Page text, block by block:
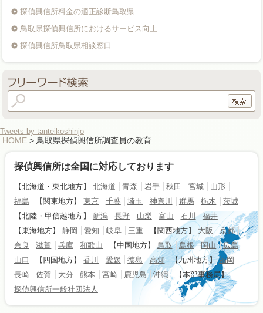
探偵興信所料金の適正診断鳥取県
鳥取県探偵興信所におけるサービス向上
探偵興信所鳥取県相談窓口
Tweets by tanteikoshinjo
HOME > 鳥取県探偵興信所調査員の教育
探偵興信所は全国に対応しております
【北海道・東北地方】 北海道 青森 岩手 秋田 宮城
山形
福島
【関東地方】 東京 千葉 埼玉 神奈川 群馬 栃木
茨城
【北陸・甲信越地方】
新潟 長野 山梨 富山 石川
福井
【東海地方】
静岡 愛知 岐阜 三重 【関西地方】 大阪
京都
奈良
滋賀 兵庫 和歌山 【中国地方】 鳥取 島根 岡山
広島
山口
【四国地方】 香川 愛媛 徳島 高知 【九州地方】 福岡
長崎
佐賀 大分 熊本 宮崎 鹿児島 沖縄
【本部事務局】
探偵興信所一般社団法人